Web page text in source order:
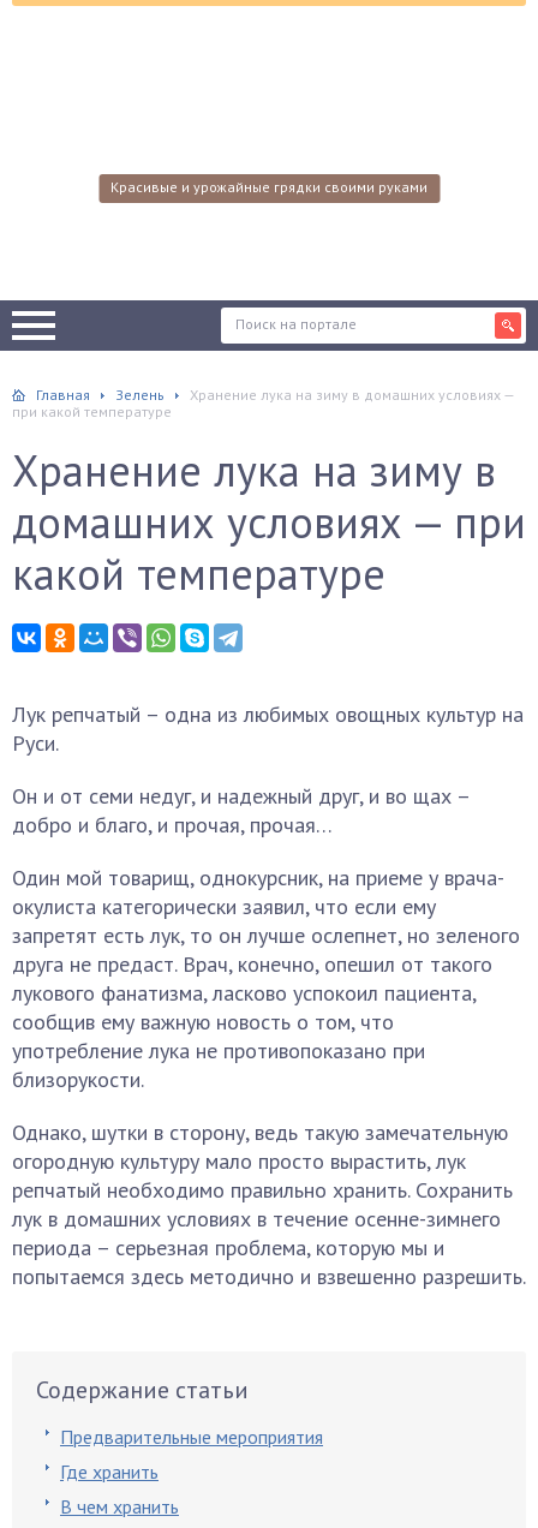
Красивые и урожайные грядки своими руками
Главная Зелень
Хранение лука на зиму в домашних условиях —
при какой температуре
Хранение лука на зиму в
домашних условиях — при
какой температуре
Лук репчатый – одна из любимых овощных культур на
Руси.
Он и от семи недуг, и надежный друг, и во щах –
добро и благо, и прочая, прочая…
Один мой товарищ, однокурсник, на приеме у врача-
окулиста категорически заявил, что если ему
запретят есть лук, то он лучше ослепнет, но зеленого
друга не предаст. Врач, конечно, опешил от такого
лукового фанатизма, ласково успокоил пациента,
сообщив ему важную новость о том, что
употребление лука не противопоказано при
близорукости.
Однако, шутки в сторону, ведь такую замечательную
огородную культуру мало просто вырастить, лук
репчатый необходимо правильно хранить. Сохранить
лук в домашних условиях в течение осенне-зимнего
периода – серьезная проблема, которую мы и
попытаемся здесь методично и взвешенно разрешить.
Содержание статьи
Предварительные мероприятия
Где хранить
В чем хранить